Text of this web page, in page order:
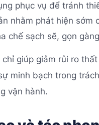
phục vụ để tránh
nhằm phát hiện
chế sạch sẽ, gọn
giúp giảm rủi ro
minh bạch trong
vận hành.